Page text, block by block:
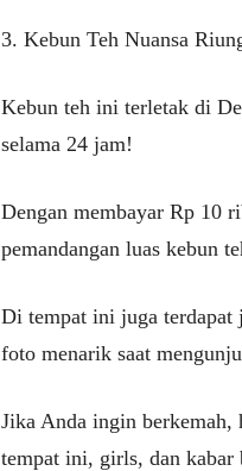
3. Kebun Teh Nuansa
Kebun teh ini terletak di
selama 24 jam!
Dengan membayar Rp 10
pemandangan luas kebun
Di tempat ini juga terdapat
foto menarik saat
Jika Anda ingin berkemah,
tempat ini, girls, dan kabar